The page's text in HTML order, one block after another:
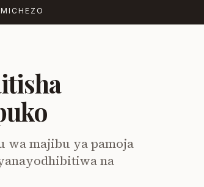
MICHEZO
wa majibu ya pamoja
na